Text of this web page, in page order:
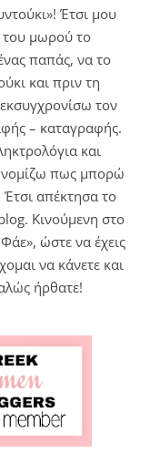
Έτσι μου
του μωρού το
παπάς, να το
και πριν τη
τον
– καταγραφής.
και
νομίζω πως μπορώ
απέκτησα το
Κινούμενη στο
ώστε να έχεις
να κάνετε και
ήρθατε!